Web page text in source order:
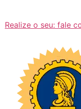
Realize o seu: fale